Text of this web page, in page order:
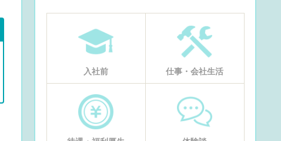
入社前 仕事・会社生活